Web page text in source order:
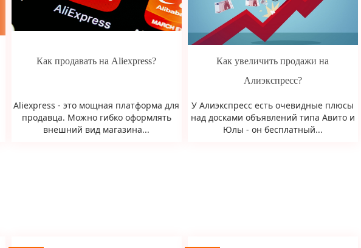
Как продавать на Aliexpress?
Aliexpress - это мощная платформа для
продавца. Можно гибко оформлять
внешний вид магазина...
Как увеличить продажи на
Алиэкспресс?
У Алиэкспресс есть очевидные плюсы
над досками объявлений типа Авито и
Юлы - он бесплатный...